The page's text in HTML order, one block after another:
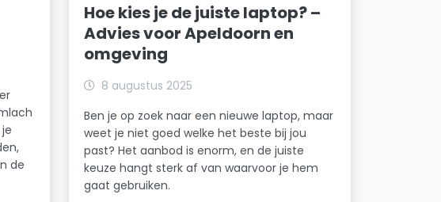
de
Hoe kies je de juiste laptop? –
Advies voor Apeldoorn en
omgeving
8 augustus 2025
Ben je op zoek naar een nieuwe laptop, maar
weet je niet goed welke het beste bij jou
past? Het aanbod is enorm, en de juiste
keuze hangt sterk af van waarvoor je hem
gaat gebruiken.